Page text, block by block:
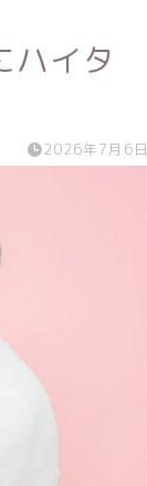
ハイタ
2026年7月6日